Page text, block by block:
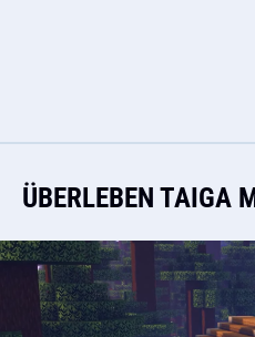
ÜBERLEBEN TAIGA